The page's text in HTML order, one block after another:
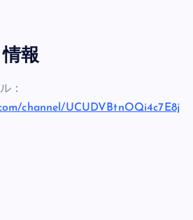
報
：
channel/UCUDVBtnOQi4c7E8j